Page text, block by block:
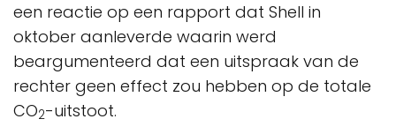
een reactie op een rapport dat Shell in
oktober aanleverde waarin werd
beargumenteerd dat een uitspraak van de
rechter geen effect zou hebben op de totale
CO2-uitstoot.